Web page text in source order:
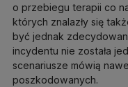
o przebiegu terapii co
których znalazły się
być jednak
incydentu nie została
scenariusze mówią
poszkodowanych.